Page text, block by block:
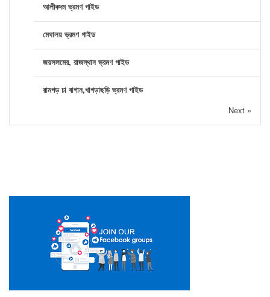
আলীকদম ভ্রমণ গাইড
মেঘালয় ভ্রমণ গাইড
জয়সলমের, রাজস্থান ভ্রমণ গাইড
রামগড় চা বাগান,খাগড়াছড়ি ভ্রমণ গাইড
Next »